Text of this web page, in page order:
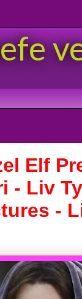
Elf
- Liv
-